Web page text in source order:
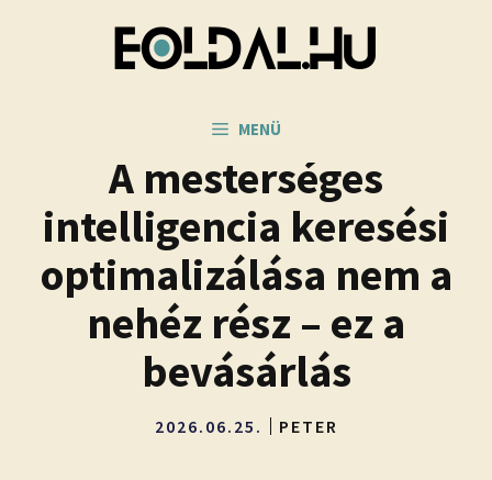
MENÜ
A mesterséges
intelligencia keresési
optimalizálása nem a
nehéz rész – ez a
bevásárlás
2026.06.25. PETER